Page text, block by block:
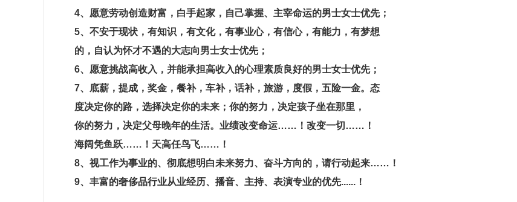
4、愿意劳动创造财富，白手起家，自己掌握、主宰命运的男士女士优先；
5、不安于现状，有知识，有文化，有事业心，有信心，有能力，有梦想
的，自认为怀才不遇的大志向男士女士优先；
6、愿意挑战高收入，并能承担高收入的心理素质良好的男士女士优先；
7、底薪，提成，奖金，餐补，车补，话补，旅游，度假，五险一金。态
度决定你的路，选择决定你的未来；你的努力，决定孩子坐在那里，
你的努力，决定父母晚年的生活。业绩改变命运……！改变一切……！
海阔凭鱼跃……！天高任鸟飞……！
8、视工作为事业的、彻底想明白未来努力、奋斗方向的，请行动起来……！
9、丰富的奢侈品行业从业经历、播音、主持、表演专业的优先......！